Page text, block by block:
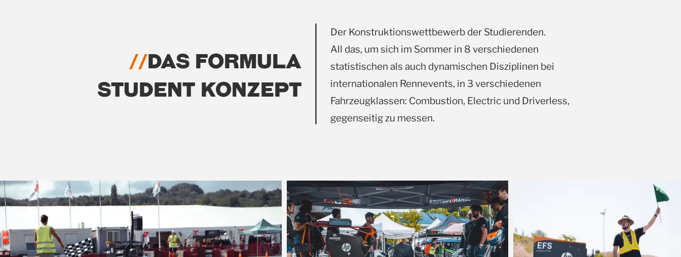
//DAS FORMULA
STUDENT KONZEPT
Der Konstruktionswettbewerb der Studierenden.
All das, um sich im Sommer in 8 verschiedenen
statistischen als auch dynamischen Disziplinen bei
internationalen Rennevents, in 3 verschiedenen
Fahrzeugklassen: Combustion, Electric und Driverless,
gegenseitig zu messen.